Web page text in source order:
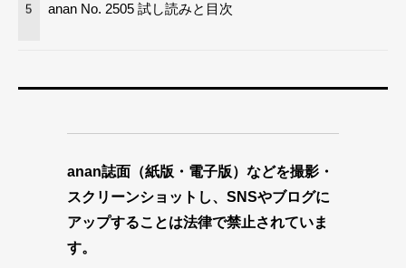
5 anan No. 2505 試し読みと目次
anan誌面（紙版・電子版）などを撮影・
スクリーンショットし、SNSやブログに
アップすることは法律で禁止されていま
す。